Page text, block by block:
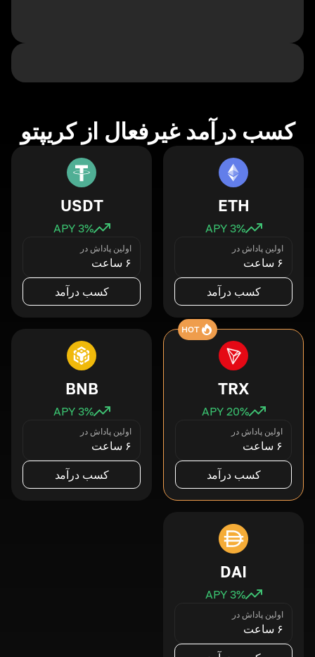
کسب درآمد غیرفعال از کریپتو
ETH
3% APY
اولین پاداش در
۶ ساعت
کسب درآمد
USDT
3% APY
اولین پاداش در
۶ ساعت
کسب درآمد
HOT
TRX
20% APY
اولین پاداش در
۶ ساعت
کسب درآمد
BNB
3% APY
اولین پاداش در
۶ ساعت
کسب درآمد
DAI
3% APY
اولین پاداش در
۶ ساعت